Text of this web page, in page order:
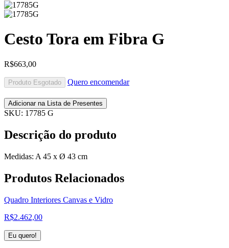
Cesto Tora em Fibra G
R$663,00
Produto Esgotado Quero encomendar
Adicionar na Lista de Presentes
SKU: 17785 G
Descrição do produto
Medidas: A 45 x Ø 43 cm
Produtos Relacionados
Quadro Interiores Canvas e Vidro
R$2.462,00
Eu quero!